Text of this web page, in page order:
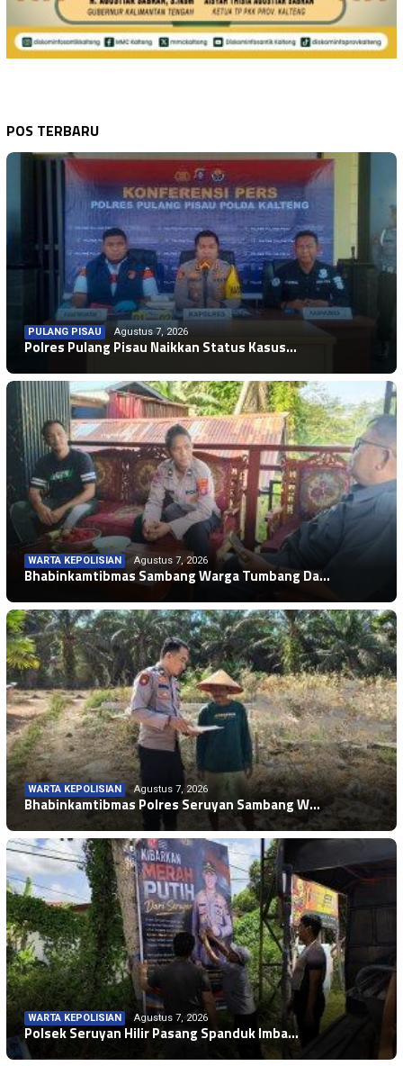
POS TERBARU
PULANG PISAU Agustus 7, 2026
Polres Pulang Pisau Naikkan Status Kasus…
WARTA KEPOLISIAN Agustus 7, 2026
Bhabinkamtibmas Sambang Warga Tumbang Da…
WARTA KEPOLISIAN Agustus 7, 2026
Bhabinkamtibmas Polres Seruyan Sambang W…
WARTA KEPOLISIAN Agustus 7, 2026
Polsek Seruyan Hilir Pasang Spanduk Imba…